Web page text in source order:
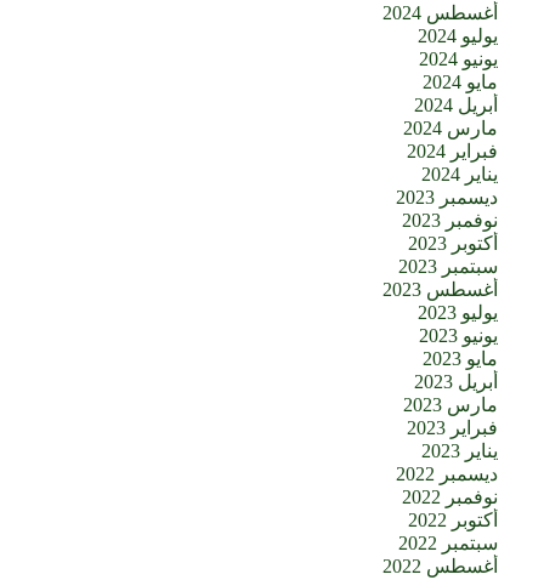
أغسطس 2024
يوليو 2024
يونيو 2024
مايو 2024
أبريل 2024
مارس 2024
فبراير 2024
يناير 2024
ديسمبر 2023
نوفمبر 2023
أكتوبر 2023
سبتمبر 2023
أغسطس 2023
يوليو 2023
يونيو 2023
مايو 2023
أبريل 2023
مارس 2023
فبراير 2023
يناير 2023
ديسمبر 2022
نوفمبر 2022
أكتوبر 2022
سبتمبر 2022
أغسطس 2022